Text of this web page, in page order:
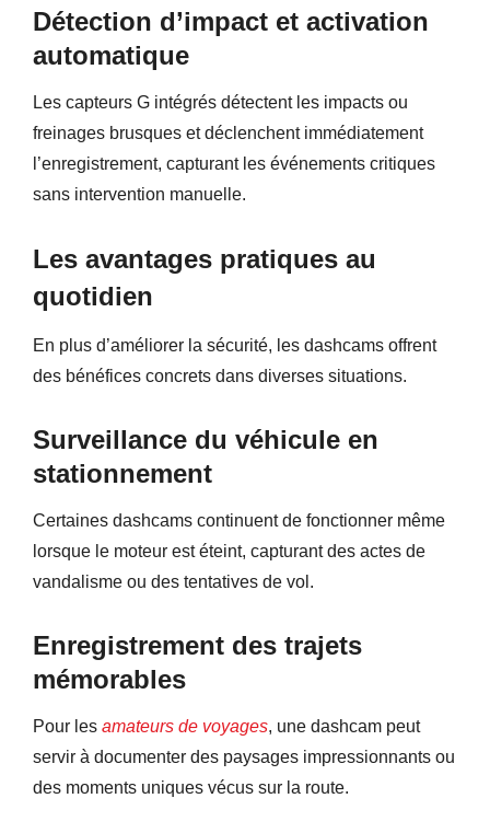
Détection d’impact et activation
automatique
Les capteurs G intégrés détectent les impacts ou
freinages brusques et déclenchent immédiatement
l’enregistrement, capturant les événements critiques
sans intervention manuelle.
Les avantages pratiques au
quotidien
En plus d’améliorer la sécurité, les dashcams offrent
des bénéfices concrets dans diverses situations.
Surveillance du véhicule en
stationnement
Certaines dashcams continuent de fonctionner même
lorsque le moteur est éteint, capturant des actes de
vandalisme ou des tentatives de vol.
Enregistrement des trajets
mémorables
Pour les amateurs de voyages, une dashcam peut
servir à documenter des paysages impressionnants ou
des moments uniques vécus sur la route.